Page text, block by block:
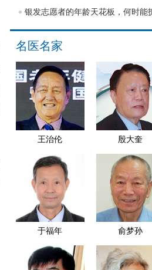
银发志愿者的年龄天花板，何时能
名医名家
王治伦 殷大奎
于福年 俞梦孙